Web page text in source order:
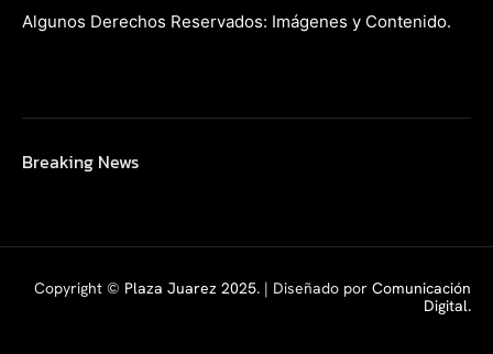
Algunos Derechos Reservados: Imágenes y Contenido.
Breaking News
Copyright © Plaza Juarez 2025. | Diseñado por Comunicación
Digital.